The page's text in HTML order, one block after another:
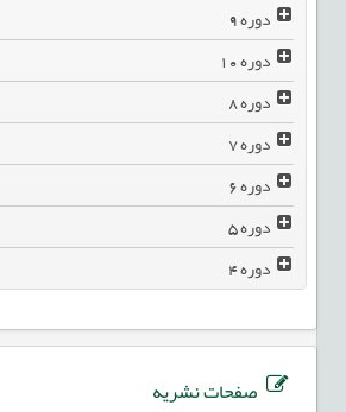
دوره9
دوره10
دوره8
دوره7
دوره6
دوره5
دوره4
صفحات نشریه